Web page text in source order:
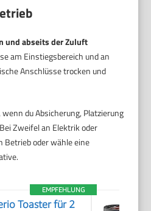
und abseits der Zuluft
am Einstiegsbereich und an
Anschlüsse trocken und
du Absicherung, Platzierung
Zweifel an Elektrik oder
Betrieb oder wähle eine
EMPFEHLUNG
Toaster für 2